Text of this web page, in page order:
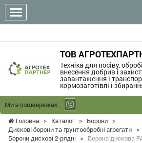
ТОВ
Техніка для посіву,
внесення добрив і
завантаження і
кормозаготівлі і
Ми в соцмережах:
Головна > Каталог > Борони >
Дискові борони та грунтообробні агрегати >
Борони дискові 2-рядні > Борона дискова